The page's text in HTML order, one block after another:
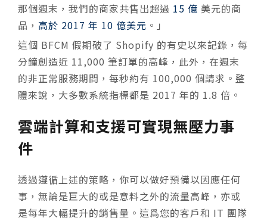
那個週末，我們的商家共售出超過 15 億 美元的商
品， 高於 2017 年 10 億美元 。 」
這個 BFCM 假期破了 Shopify 的有史以來記錄， 每
分鐘創造近 11,000 筆訂單的高峰，此外，在週末
的非正常服務期間，每秒約有 100,000 個請求。整
體來說，大多數系統指標都是 2017 年的 1.8 倍。
雲端計算和支援可實現無壓力事
件
透過遵循上述的策略，你可以做好預備以因應任何
事，無論是巨大的或是意料之外的流量高峰，亦或
是每年大幅提升的銷售量。這爲您的客戶和 IT 團隊